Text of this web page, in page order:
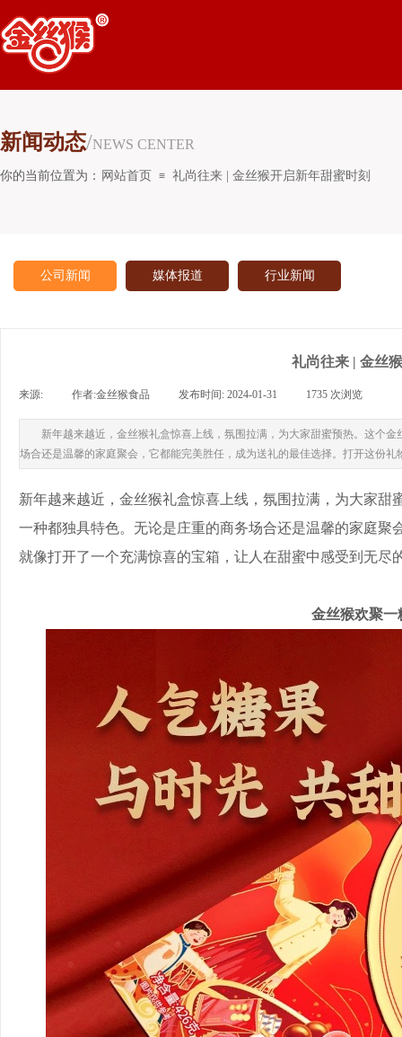
新闻动态/NEWS CENTER
你的当前位置为： 网站首页 ≡ 礼尚往来 | 金丝猴开启新年甜蜜时刻
公司新闻 媒体报道 行业新闻
礼尚往来 | 金丝
来源: 作者:金丝猴食品 发布时间: 2024-01-31 1735 次浏览
新年越来越近，金丝猴礼盒惊喜上线，氛围拉满，为大家甜蜜预热。这个
场合还是温馨的家庭聚会，它都能完美胜任，成为送礼的最佳选择。打开这份
新年越来越近，金丝猴礼盒惊喜上线，氛围拉满，为大家
一种都独具特色。无论是庄重的商务场合还是温馨的家庭
就像打开了一个充满惊喜的宝箱，让人在甜蜜中感受到无尽
金丝猴欢聚一